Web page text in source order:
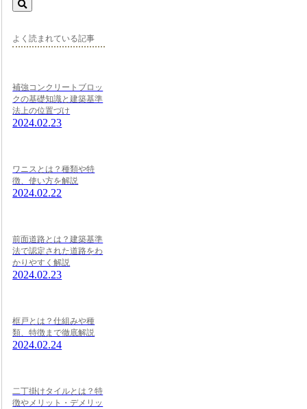
よく読まれている記事
補強コンクリートブロッ
クの基礎知識と建築基準
法上の位置づけ
2024.02.23
ワニスとは？種類や特
徴、使い方を解説
2024.02.22
前面道路とは？建築基準
法で認定された道路をわ
かりやすく解説
2024.02.23
框戸とは？仕組みや種
類、特徴まで徹底解説
2024.02.24
二丁掛けタイルとは？特
徴やメリット・デメリッ